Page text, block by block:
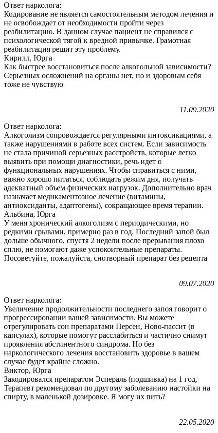
Ответ нарколога:
Кодирование не является самостоятельным методом лечения и
не освобождает от необходимости пройти через
реабилитацию. В данном случае пациент не справился с
психологической тягой к вредной привычке. Грамотная
реабилитация решит эту проблему.
Кирилл, Юрга
Как быстрее восстановиться после алкогольной зависимости?
Серьезных осложнений на органы нет, но и здоровым себя
тоже не чувствую
11.09.2020
Ответ нарколога:
Алкоголизм сопровождается регулярными интоксикациями, а
также нарушениями в работе всех систем. Если зависимость
не стала причиной серьезных расстройств, которые легко
выявить при помощи диагностики, речь идет о
функциональных нарушениях. Чтобы справиться с ними,
важно хорошо питаться, соблюдать режим дня, получать
адекватный объем физических нагрузок. Дополнительно врач
назначает медикаментозное лечение (витамины,
антиоксиданты, адаптогены), сокращающее время терапии.
Альбина, Юрга
У меня хронический алкоголизм с периодическими, но
редкими срывами, примерно раз в год. Последний запой был
дольше обычного, спустя 2 недели после прерывания плохо
сплю, не помогают даже успокоительные препараты.
Посоветуйте, пожалуйста, снотворный препарат без рецепта
09.07.2020
Ответ нарколога:
Увеличение продолжительности последнего запоя говорит о
прогрессировании вашей зависимости. Вы можете
отрегулировать сон препаратами Персен, Ново-пассит (в
капсулах), которые помогут расслабиться и частично снимут
проявления абстинентного синдрома. Но без
наркологического лечения восстановить здоровье в вашем
случае будет крайне сложно.
Виктор, Юрга
Закодировался препаратом Эспераль (подшивка) на 1 год.
Терапевт рекомендовал по другому заболеванию настойки на
спирту, в маленькой дозировке. Я могу их пить?
22.05.2020